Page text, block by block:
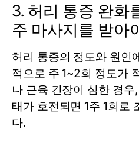
3. 허리 통증 완화
주 마사지를 받아
허리 통증의 정도와 원인
적으로 주 1~2회 정도가
나 근육 긴장이 심한 경
태가 호전되면 1주 1회로
다.